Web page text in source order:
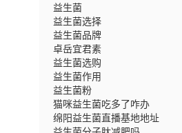
益生菌
益生菌选择
益生菌品牌
卓岳宜君素
益生菌选购
益生菌作用
益生菌粉
猫咪益生菌吃多了咋办
绵阳益生菌直播基地地址